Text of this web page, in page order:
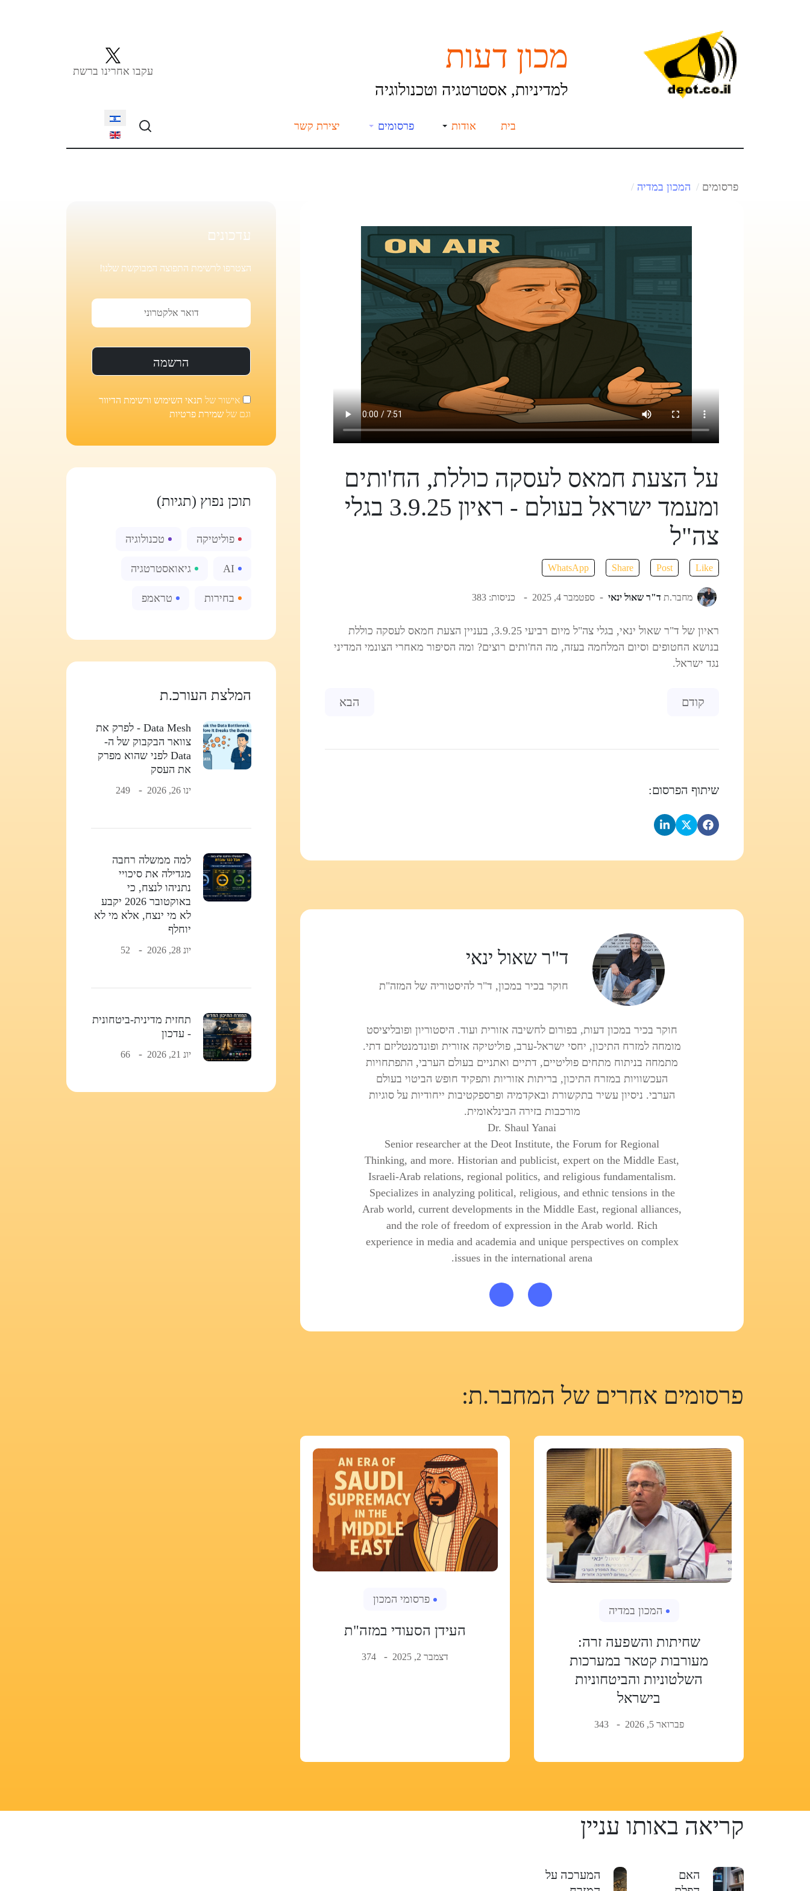
מכון דעות
למדיניות, אסטרטגיה וטכנולוגיה
עקבו אחרינו ברשת
בית אודות פרסומים יצירת קשר
Select your language
פרסומים המכון במדיה
על הצעת חמאס לעסקה כוללת, הח'ותים
ומעמד ישראל בעולם - ראיון 3.9.25 בגלי
צה"ל
Like
Post
Share
WhatsApp
מחבר.ת ד"ר שאול ינאי ספטמבר 4, 2025 כניסות: 383
ראיון של ד"ר שאול ינאי, בגלי צה"ל מיום רביעי 3.9.25, בעניין הצעת חמאס לעסקה כוללת
בנושא החטופים וסיום המלחמה בעזה, מה הח'ותים רוצים? ומה הסיפור מאחרי הצונמי המדיני
נגד ישראל.
Previous article: שחיתות והשפעה זרה: מעורבות קטאר במערכות השלטוניות והביטחוניות בישראל
קודם Next article: האם הפלת משטר האייתולות באיראן מציאותית?
הבא
שיתוף הפרסום:
ד"ר שאול ינאי
חוקר בכיר במכון, ד"ר להיסטוריה של המזה"ת
חוקר בכיר במכון דעות, בפורום לחשיבה אזורית ועוד. היסטוריון ופובליציסט
מומחה למזרח התיכון, יחסי ישראל-ערב, פוליטיקה אזורית ופונדמנטליזם דתי.
מתמחה בניתוח מתחים פוליטיים, דתיים ואתניים בעולם הערבי, התפתחויות
העכשוויות במזרח התיכון, בריתות אזוריות ותפקיד חופש הביטוי בעולם
הערבי. ניסיון עשיר בתקשורת ובאקדמיה ופרספקטיבות ייחודיות על סוגיות
מורכבות בזירה הבינלאומית.
Dr. Shaul Yanai
Senior researcher at the Deot Institute, the Forum for Regional
Thinking, and more. Historian and publicist, expert on the Middle East,
Israeli-Arab relations, regional politics, and religious fundamentalism.
Specializes in analyzing political, religious, and ethnic tensions in the
Arab world, current developments in the Middle East, regional alliances,
and the role of freedom of expression in the Arab world. Rich
experience in media and academia and unique perspectives on complex
issues in the international arena.
פרסומים אחרים של המחבר.ת:
המכון במדיה
שחיתות והשפעה זרה:
מעורבות קטאר במערכות
השלטוניות והביטחוניות
בישראל
פברואר 5, 2026 343
פרסומי המכון
העידן הסעודי במזה"ת
דצמבר 2, 2025 374
עדכונים
הצטרפו לרשימת התפוצה המבוקשת שלנו!
אישור של תנאי השימוש ורשימת הדיוור
וגם של שמירת פרטיות
תוכן נפוץ (תגיות)
פוליטיקה טכנולוגיה
AI גיאואסטרטגיה
בחירות טראמפ
המלצת העורכ.ת
Data Mesh - לפרק את
צוואר הבקבוק של ה-
Data לפני שהוא מפרק
את העסק
ינו 26, 2026 249
למה ממשלה רחבה
מגדילה את סיכויי
נתניהו לנצח, כי
באוקטובר 2026 יקבע
לא מי ינצח, אלא מי לא
יוחלף
יונ 28, 2026 52
תחזית מדינית-ביטחונית
- עדכון
יונ 21, 2026 66
קריאה באותו עניין
האם
המערכה על